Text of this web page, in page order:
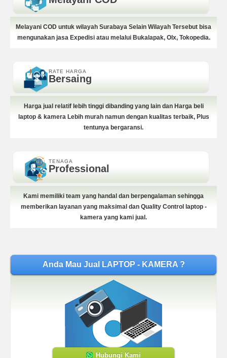
Melayani COD untuk wilayah Surabaya Selain Wilayah Tersebut bisa
mengunakan jasa Expedisi atau melalui Bukalapak, Olx, Tokopedia.
RATE HARGA
Bersaing
Harga jual relatif lebih tinggi dibanding yang lain dan Harga beli
laptop & kamera Lebih murah namun dengan kualitas terbaik, Plus
tentunya bergaransi.
TENAGA
Professional
Kami memiliki team yang handal dan berpengalaman sehingga
memberikan layanan yang maksimal dan Quality Control laptop -
kamera yang kami jual.
Anda Mau Jual LAPTOP - KAMERA ?
Hubungi Kami